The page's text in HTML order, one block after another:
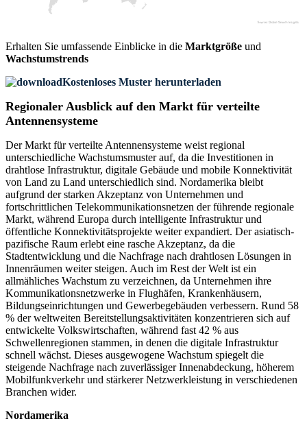
Erhalten Sie umfassende Einblicke in die Marktgröße und
Wachstumstrends
Kostenloses Muster herunterladen
Regionaler Ausblick auf den Markt für verteilte
Antennensysteme
Der Markt für verteilte Antennensysteme weist regional
unterschiedliche Wachstumsmuster auf, da die Investitionen in
drahtlose Infrastruktur, digitale Gebäude und mobile Konnektivität
von Land zu Land unterschiedlich sind. Nordamerika bleibt
aufgrund der starken Akzeptanz von Unternehmen und
fortschrittlichen Telekommunikationsnetzen der führende regionale
Markt, während Europa durch intelligente Infrastruktur und
öffentliche Konnektivitätsprojekte weiter expandiert. Der asiatisch-
pazifische Raum erlebt eine rasche Akzeptanz, da die
Stadtentwicklung und die Nachfrage nach drahtlosen Lösungen in
Innenräumen weiter steigen. Auch im Rest der Welt ist ein
allmähliches Wachstum zu verzeichnen, da Unternehmen ihre
Kommunikationsnetzwerke in Flughäfen, Krankenhäusern,
Bildungseinrichtungen und Gewerbegebäuden verbessern. Rund 58
% der weltweiten Bereitstellungsaktivitäten konzentrieren sich auf
entwickelte Volkswirtschaften, während fast 42 % aus
Schwellenregionen stammen, in denen die digitale Infrastruktur
schnell wächst. Dieses ausgewogene Wachstum spiegelt die
steigende Nachfrage nach zuverlässiger Innenabdeckung, höherem
Mobilfunkverkehr und stärkerer Netzwerkleistung in verschiedenen
Branchen wider.
Nordamerika